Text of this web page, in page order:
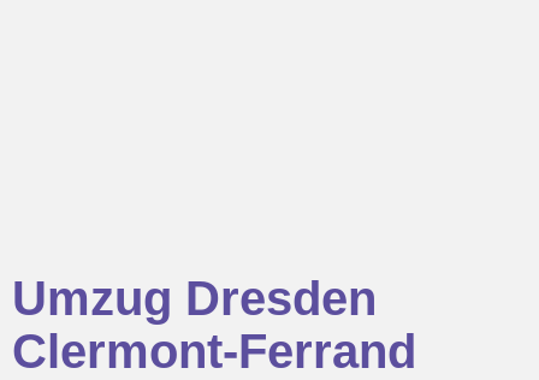
Umzug Dresden
Clermont-Ferrand